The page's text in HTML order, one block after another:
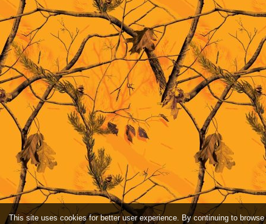
This site uses cookies for better user experience. By continuing to